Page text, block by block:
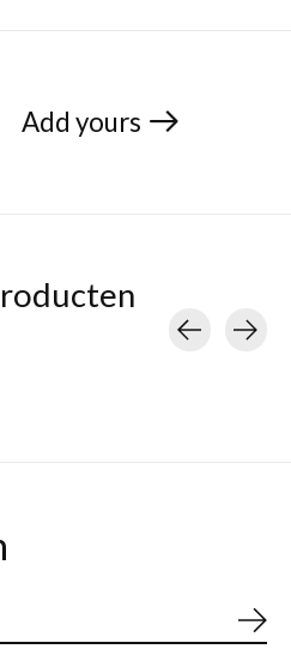
Add yours